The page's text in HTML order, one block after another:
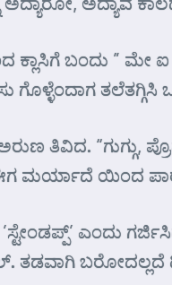
ಕ್ಲಾಸಿಗೆ ಬಂದು ” ಮೇ
ಗೊಳ್ಳೆಂದಾಗ
ಅರುಣ ತಿವಿದ. “ಗುಗ್ಗು,
ಮರ್ಯಾದೆ ಯಿಂದ ಪಾಠ
’ಸ್ಟೇಂಡಪ್ಪ್’ ಎಂದು
ತಡವಾಗಿ